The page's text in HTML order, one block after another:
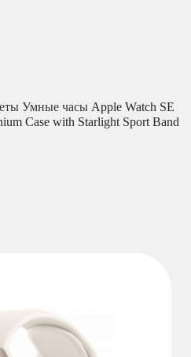
Умные часы Apple Watch SE
Case with Starlight Sport Band